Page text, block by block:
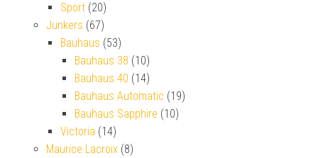
Sport (20)
Junkers (67)
Bauhaus (53)
Bauhaus 38 (10)
Bauhaus 40 (14)
Bauhaus Automatic (19)
Bauhaus Sapphire (10)
Victoria (14)
Maurice Lacroix (8)